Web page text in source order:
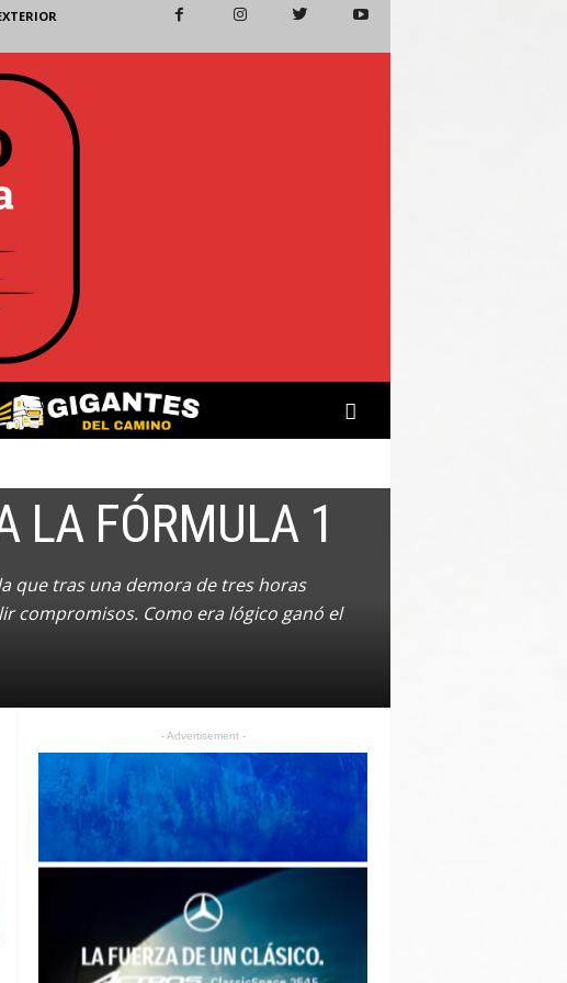
LA FÓRMULA 1
que tras una demora de tres horas
compromisos. Como era lógico ganó el
- Advertisement -